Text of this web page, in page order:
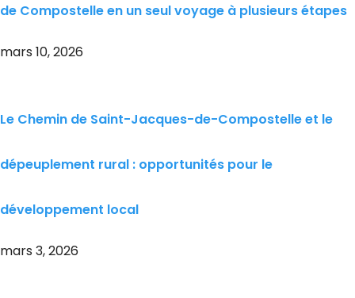
de Compostelle en un seul voyage à plusieurs étapes
mars 10, 2026
Le Chemin de Saint-Jacques-de-Compostelle et le
dépeuplement rural : opportunités pour le
développement local
mars 3, 2026